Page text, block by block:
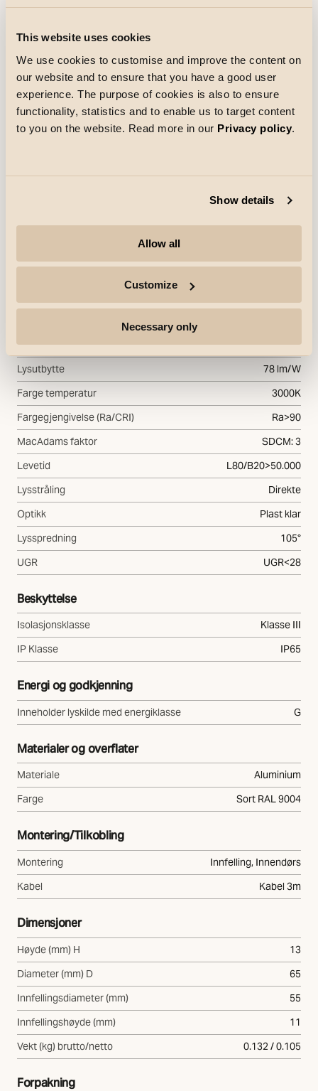
This website uses cookies
We use cookies to customise and improve the content on
our website and to ensure that you have a good user
experience. The purpose of cookies is also to ensure
functionality, statistics and to enable us to target content
to you on the website. Read more in our Privacy policy.
Show details
Allow all
Customize
Necessary only
rfa rfa
Spesifikasjonstekst
3,2W
Effektiv lysstrøm (lm)
250lm
Lysutbytte
78 lm/W
Farge temperatur
3000K
Fargegjengivelse (Ra/CRI)
Ra>90
MacAdams faktor
SDCM: 3
Levetid
L80/B20>50.000
Lysstråling
Direkte
Optikk
Plast klar
Lysspredning
105°
UGR
UGR<28
Beskyttelse
Isolasjonsklasse
Klasse III
IP Klasse
IP65
Energi og godkjenning
Inneholder lyskilde med energiklasse G
Materialer og overflater
Materiale
Aluminium
Farge
Sort RAL 9004
Montering/Tilkobling
Montering
Innfelling, Innendørs
Kabel
Kabel 3m
Dimensjoner
Høyde (mm) H
13
Diameter (mm) D
65
Innfellingsdiameter (mm)
55
Innfellingshøyde (mm)
11
Vekt (kg) brutto/netto
0.132 / 0.105
Forpakning